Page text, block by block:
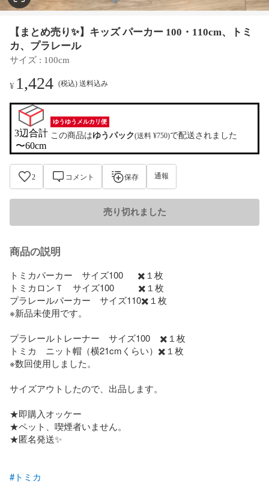
【まとめ売り✨】キッズ パーカー 100・110cm、トミ
カ、プラレール
サイズ : 100cm
¥ 1,424 (税込) 送料込み
3辺合計
〜60cm
ゆうゆうメルカリ便
この商品はゆうパック(送料 ¥750)で配送されました
2 コメント 保存 通報
売り切れました
商品の説明
トミカパーカー　サイズ100      ✖️１枚
トミカロンＴ　サイズ100          ✖️１枚
プラレールパーカー　サイズ110✖️１枚
※新品未使用です。
プラレールトレーナー　サイズ100    ✖️１枚
トミカ　ニット帽（横21cmくらい）✖️１枚
※数回使用しました。
サイズアウトしたので、出品します。
★即購入オッケー
★ペット、喫煙者いません。
★匿名発送✨
#トミカ